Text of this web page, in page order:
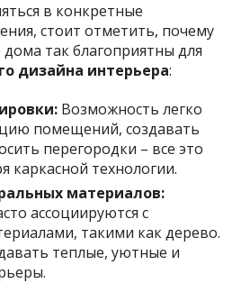
в конкретные
стоит отметить, почему
так благоприятны для
дизайна интерьера:
Возможность легко
помещений, создавать
перегородки – все это
каркасной технологии.
материалов:
ассоциируются с
такими как дерево.
теплые, уютные и